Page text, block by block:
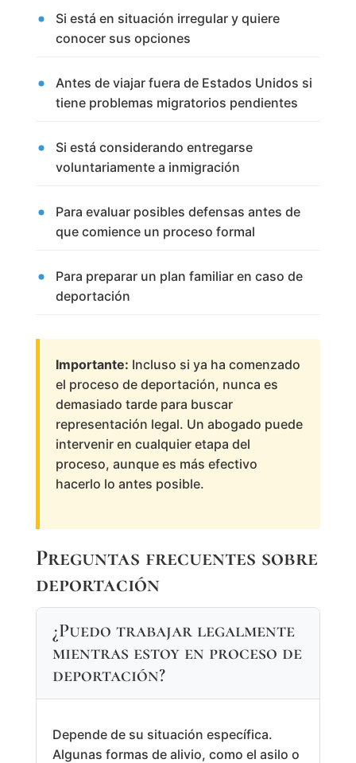
Si está en situación irregular y quiere
conocer sus opciones
Antes de viajar fuera de Estados Unidos si
tiene problemas migratorios pendientes
Si está considerando entregarse
voluntariamente a inmigración
Para evaluar posibles defensas antes de
que comience un proceso formal
Para preparar un plan familiar en caso de
deportación
Importante: Incluso si ya ha comenzado
el proceso de deportación, nunca es
demasiado tarde para buscar
representación legal. Un abogado puede
intervenir en cualquier etapa del
proceso, aunque es más efectivo
hacerlo lo antes posible.
Preguntas frecuentes sobre
deportación
¿Puedo trabajar legalmente
mientras estoy en proceso de
deportación?
Depende de su situación específica.
Algunas formas de alivio, como el asilo o